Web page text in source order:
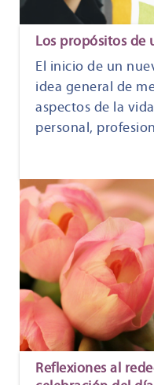
Los propósitos de
El inicio de un
idea general de
aspectos de la
personal,
Reflexiones al